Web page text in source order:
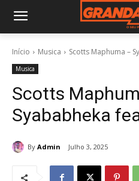
Início Musica Scotts Maphuma –
Musica
Scotts
Syababheka
By Admin Julho 3, 2025